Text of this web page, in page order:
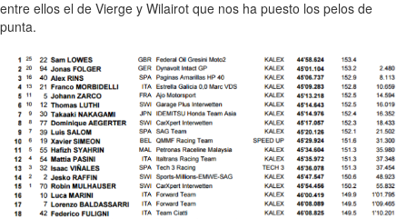
entre ellos el de Vierge y Wilairot que nos ha puesto los pelos de
punta.